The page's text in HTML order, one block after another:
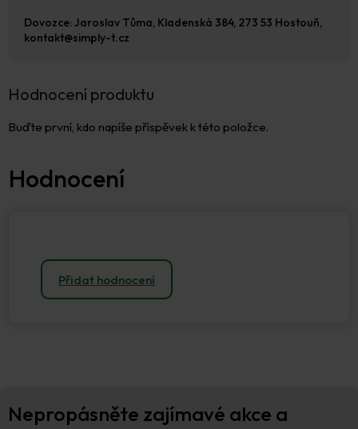
Hodnocení produktu
Buďte první, kdo napíše příspěvek k této položce.
Přidat hodnocení
Dovozce: Jaroslav Tůma, Kladenská 384, 273 53 Hostouň,
kontakt@simply-t.cz
Nepropásněte zajímavé akce a